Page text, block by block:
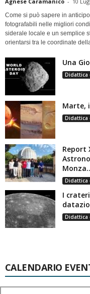
Come si può sapere in
fotografabili nelle migliori
siderale locale e un semplice
orientarsi tra le coordinate
Una
Didattica
Marte,
Didattica
Report
Didattica
I
Didattica
CALENDARIO